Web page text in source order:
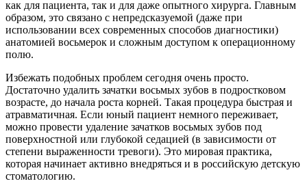
как для пациента, так и для даже опытного хирурга. Главным
образом, это связано с непредсказуемой (даже при
использовании всех современных способов диагностики)
анатомией восьмерок и сложным доступом к операционному
полю.
Избежать подобных проблем сегодня очень просто.
Достаточно удалить зачатки восьмых зубов в подростковом
возрасте, до начала роста корней. Такая процедура быстрая и
атравматичная. Если юный пациент немного переживает,
можно провести удаление зачатков восьмых зубов под
поверхностной или глубокой седацией (в зависимости от
степени выраженности тревоги). Это мировая практика,
которая начинает активно внедряться и в российскую детскую
стоматологию.